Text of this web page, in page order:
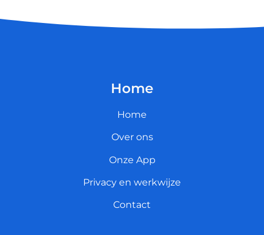
Home
Home
Over ons
Onze App
Privacy en werkwijze
Contact